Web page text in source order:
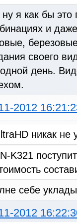
ну я как бы
и
своего
день.
2012
никак не
K321
себе
2012